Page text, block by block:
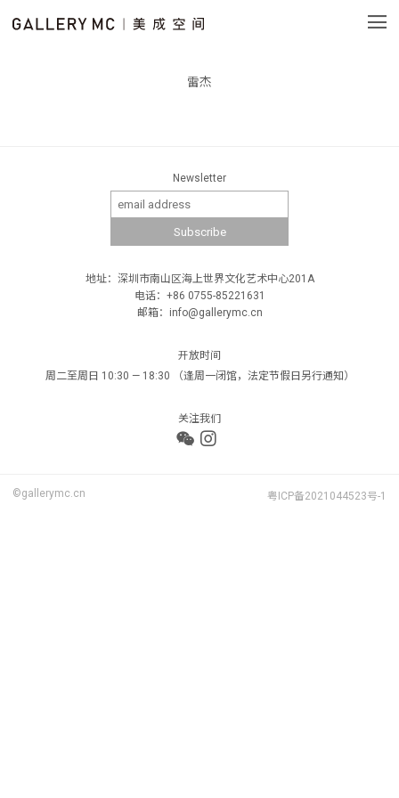
雷杰
Newsletter
地址：深圳市南山区海上世界文化艺术中心201A
电话：+86 0755-85221631
邮箱：info@gallerymc.cn
开放时间
周二至周日 10:30 — 18:30 （逢周一闭馆，法定节假日另行通知）
关注我们
©gallerymc.cn 粤ICP备2021044523号-1